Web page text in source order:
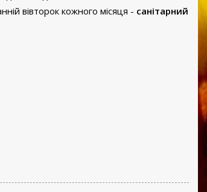
вівторок кожного місяця - санітарний